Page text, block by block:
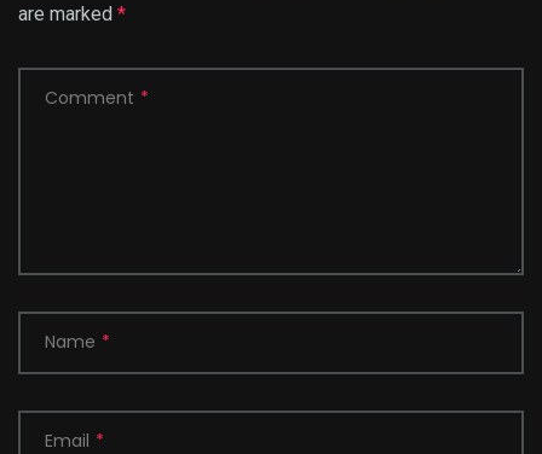
are marked *
Comment *
Name *
Email *